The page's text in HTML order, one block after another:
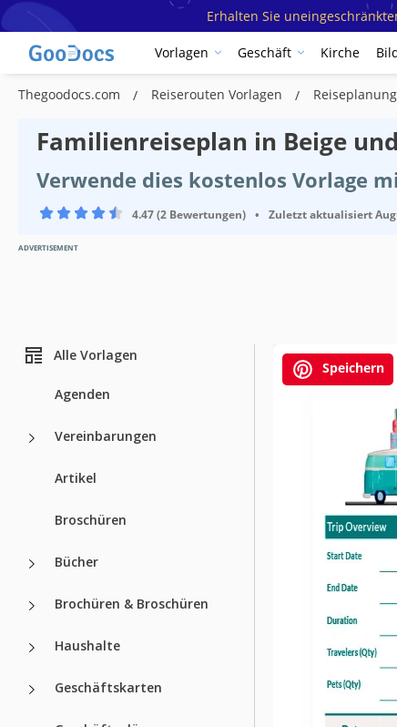
Erhalten Sie
Vorlagen Geschäft Kirche
Thegoodocs.com Reiserouten Vorlagen
Familienreiseplan in Beige
Verwende dies kostenlos Vorlage
4.47 (2 Bewertungen) • Zuletzt aktualisiert
ADVERTISEMENT
Alle Vorlagen
Agenden
Vereinbarungen
Artikel
Broschüren
Bücher
Brochüren & Broschüren
Haushalte
Geschäftskarten
Speichern